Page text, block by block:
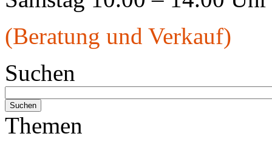
(Beratung und Verkauf)
Suchen
Themen